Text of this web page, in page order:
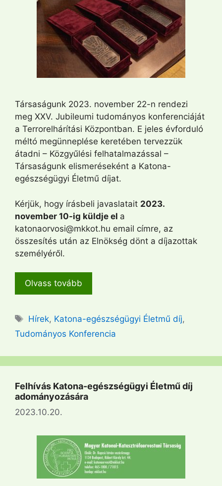
Társaságunk 2023. november 22-n rendezi
meg XXV. Jubileumi tudományos konferenciáját
a Terrorelhárítási Központban. E jeles évforduló
méltó megünneplése keretében tervezzük
átadni – Közgyűlési felhatalmazással –
Társaságunk elismeréseként a Katona-
egészségügyi Életmű díjat.
Kérjük, hogy írásbeli javaslatait 2023.
november 10-ig küldje el a
katonaorvosi@mkkot.hu email címre, az
összesítés után az Elnökség dönt a díjazottak
személyéről.
Olvass tovább
Címkék
Hírek, Katona-egészségügyi Életmű díj,
Tudományos Konferencia
Felhívás Katona-egészségügyi Életmű díj
adományozására
2023.10.20.